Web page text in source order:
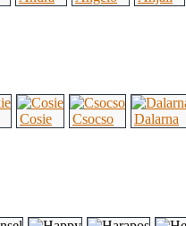
Cosie Csocso Dalarna